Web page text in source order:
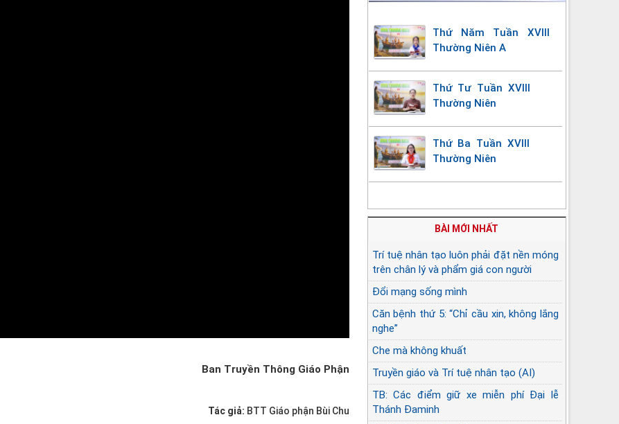
Ban Truyền Thông Giáo Phận
Tác giả: BTT Giáo phận Bùi Chu
Thứ Năm Tuần XVIII
Thường Niên A
Thứ Tư Tuần XVIII
Thường Niên
Thứ Ba Tuần XVIII
Thường Niên
BÀI MỚI NHẤT
Trí tuệ nhân tạo luôn phải đặt nền móng
trên chân lý và phẩm giá con người
Đổi mạng sống mình
Căn bệnh thứ 5: “Chỉ cầu xin, không lắng
nghe”
Che mà không khuất
Truyền giáo và Trí tuệ nhân tạo (AI)
TB: Các điểm giữ xe miễn phí Đại lễ
Thánh Đaminh